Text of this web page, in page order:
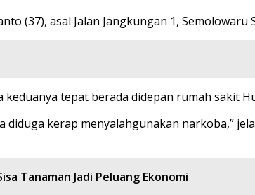
(37), asal Jalan Jangkungan 1, Semolowaru
tepat berada didepan rumah sakit
kerap menyalahgunakan narkoba,”
Tanaman Jadi Peluang Ekonomi